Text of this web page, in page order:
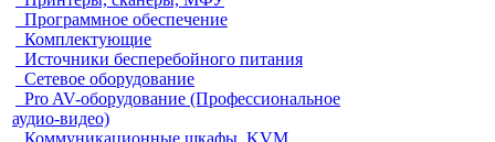
Программное обеспечение
Комплектующие
Источники бесперебойного питания
Сетевое оборудование
Pro AV-оборудование (Профессиональное
аудио-видео)
Коммуникационные шкафы, KVM